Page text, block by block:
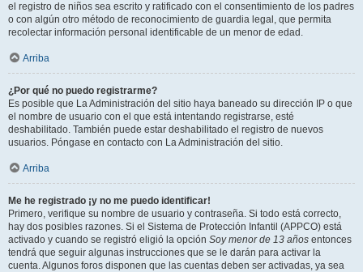
el registro de niños sea escrito y ratificado con el consentimiento de los padres
o con algún otro método de reconocimiento de guardia legal, que permita
recolectar información personal identificable de un menor de edad.
Arriba
¿Por qué no puedo registrarme?
Es posible que La Administración del sitio haya baneado su dirección IP o que
el nombre de usuario con el que está intentando registrarse, esté
deshabilitado. También puede estar deshabilitado el registro de nuevos
usuarios. Póngase en contacto con La Administración del sitio.
Arriba
Me he registrado ¡y no me puedo identificar!
Primero, verifique su nombre de usuario y contraseña. Si todo está correcto,
hay dos posibles razones. Si el Sistema de Protección Infantil (APPCO) está
activado y cuando se registró eligió la opción Soy menor de 13 años entonces
tendrá que seguir algunas instrucciones que se le darán para activar la
cuenta. Algunos foros disponen que las cuentas deben ser activadas, ya sea